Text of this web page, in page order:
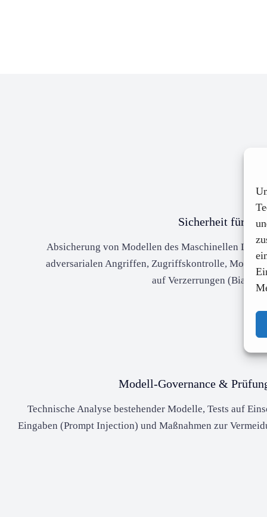
Sicherheit für KI
Absicherung von Modellen des Maschinellen
adversarialen Angriffen, Zugriffskontrolle,
auf Verzerrungen (Bias-
Modell-Governance &
Technische Analyse bestehender Modelle, Tests auf
Eingaben (Prompt Injection) und Maßnahmen zur